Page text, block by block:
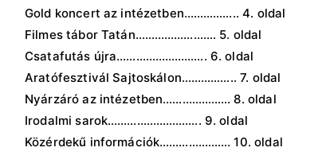
Gold koncert az intézetben…………….. 4. oldal
Filmes tábor Tatán……………………. 5. oldal
Csatafutás újra………………………. 6. oldal
Aratófesztivál Sajtoskálon…………….. 7. oldal
Nyárzáró az intézetben………………… 8. oldal
Irodalmi sarok……………………….. 9. oldal
Közérdekű információk…………………. 10. oldal